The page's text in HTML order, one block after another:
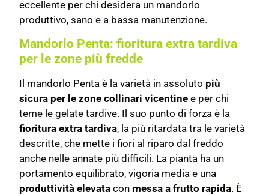
eccellente per chi desidera un mandorlo
produttivo, sano e a bassa manutenzione.
Mandorlo Penta: fioritura extra tardiva
per le zone più fredde
Il mandorlo Penta è la varietà in assoluto più
sicura per le zone collinari vicentine e per chi
teme le gelate tardive. Il suo punto di forza è la
fioritura extra tardiva, la più ritardata tra le varietà
descritte, che mette i fiori al riparo dal freddo
anche nelle annate più difficili. La pianta ha un
portamento equilibrato, vigoria media e una
produttività elevata con messa a frutto rapida. È